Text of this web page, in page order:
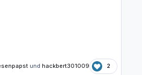
und hackbert301009 2